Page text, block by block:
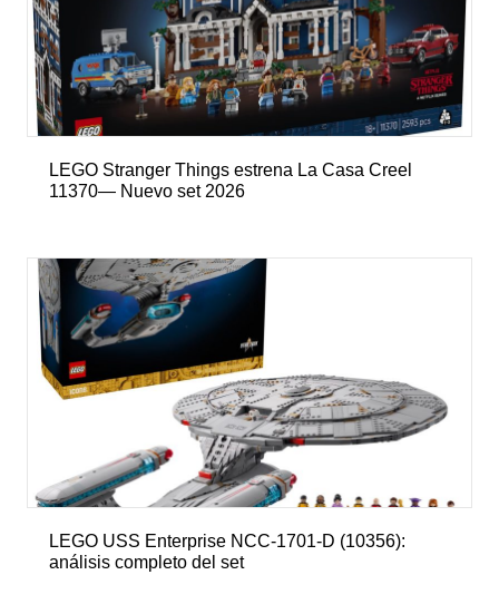
LEGO Stranger Things estrena La Casa Creel
11370— Nuevo set 2026
LEGO USS Enterprise NCC-1701-D (10356):
análisis completo del set